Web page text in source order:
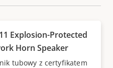
Explosion-Protected
Horn Speaker
tubowy z certyfikatem